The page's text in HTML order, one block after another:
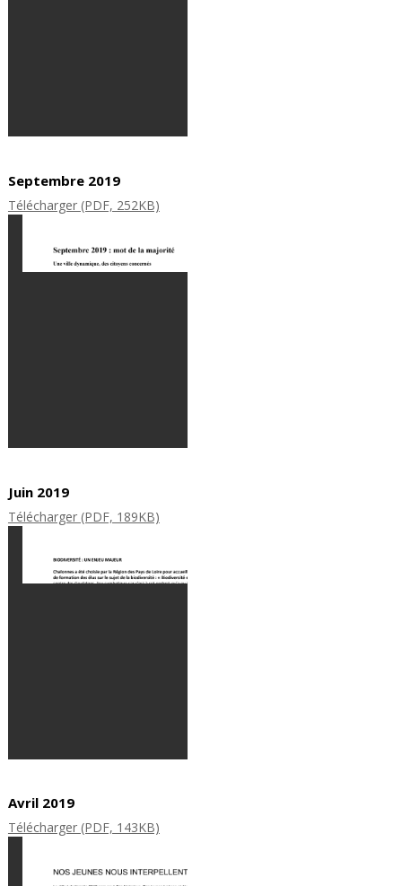
Septembre 2019
Télécharger (PDF, 252KB)
Juin 2019
Télécharger (PDF, 189KB)
Avril 2019
Télécharger (PDF, 143KB)